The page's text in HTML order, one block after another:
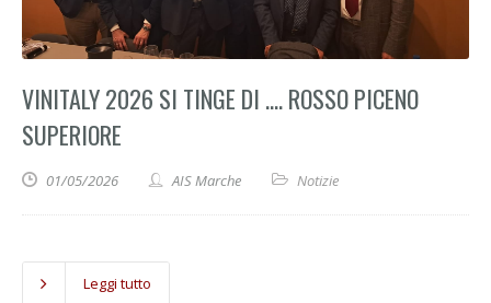
VINITALY 2026 SI TINGE DI …. ROSSO PICENO
SUPERIORE
01/05/2026 AIS Marche Notizie
Leggi tutto